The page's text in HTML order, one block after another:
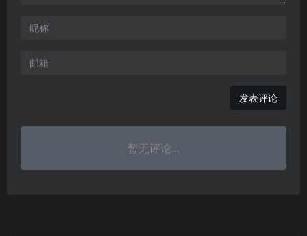
发表评论
暂无评论...